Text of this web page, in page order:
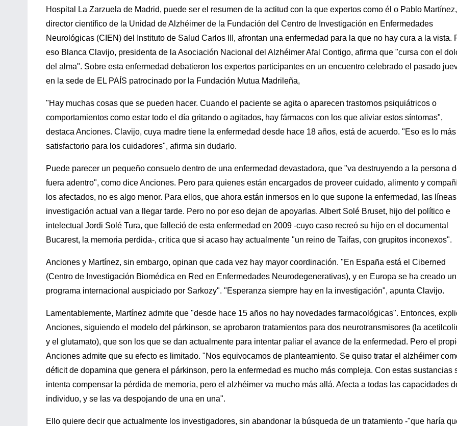
Hospital La Zarzuela de Madrid, puede ser el resumen de la actitud con la que expertos como él o Pablo Martínez,
director científico de la Unidad de Alzhéimer de la Fundación del Centro de Investigación en Enfermedades
Neurológicas (CIEN) del Instituto de Salud Carlos III, afrontan una enfermedad para la que no hay cura a la vista.
eso Blanca Clavijo, presidenta de la Asociación Nacional del Alzhéimer Afal Contigo, afirma que "cursa con el
del alma". Sobre esta enfermedad debatieron los expertos participantes en un encuentro celebrado el pasado
en la sede de EL PAÍS patrocinado por la Fundación Mutua Madrileña,
"Hay muchas cosas que se pueden hacer. Cuando el paciente se agita o aparecen trastornos psiquiátricos o
comportamientos como estar todo el día gritando o agitados, hay fármacos con los que aliviar estos síntomas",
destaca Anciones. Clavijo, cuya madre tiene la enfermedad desde hace 18 años, está de acuerdo. "Eso es lo más
satisfactorio para los cuidadores", afirma sin dudarlo.
Puede parecer un pequeño consuelo dentro de una enfermedad devastadora, que "va destruyendo a la persona
fuera adentro", como dice Anciones. Pero para quienes están encargados de proveer cuidado, alimento y
los afectados, no es algo menor. Para ellos, que ahora están inmersos en lo que supone la enfermedad, las
investigación actual van a llegar tarde. Pero no por eso dejan de apoyarlas. Albert Solé Bruset, hijo del político e
intelectual Jordi Solé Tura, que falleció de esta enfermedad en 2009 -cuyo caso recreó su hijo en el documental
Bucarest, la memoria perdida-, critica que si acaso hay actualmente "un reino de Taifas, con grupitos inconexos".
Anciones y Martínez, sin embargo, opinan que cada vez hay mayor coordinación. "En España está el Ciberned
(Centro de Investigación Biomédica en Red en Enfermedades Neurodegenerativas), y en Europa se ha creado un
programa internacional auspiciado por Sarkozy". "Esperanza siempre hay en la investigación", apunta Clavijo.
Lamentablemente, Martínez admite que "desde hace 15 años no hay novedades farmacológicas". Entonces,
Anciones, siguiendo el modelo del párkinson, se aprobaron tratamientos para dos neurotransmisores (la
y el glutamato), que son los que se dan actualmente para intentar paliar el avance de la enfermedad. Pero el
Anciones admite que su efecto es limitado. "Nos equivocamos de planteamiento. Se quiso tratar el alzhéimer
déficit de dopamina que genera el párkinson, pero la enfermedad es mucho más compleja. Con estas sustancias
intenta compensar la pérdida de memoria, pero el alzhéimer va mucho más allá. Afecta a todas las capacidades
individuo, y se las va despojando de una en una".
Ello quiere decir que actualmente los investigadores, sin abandonar la búsqueda de un tratamiento -"que haría